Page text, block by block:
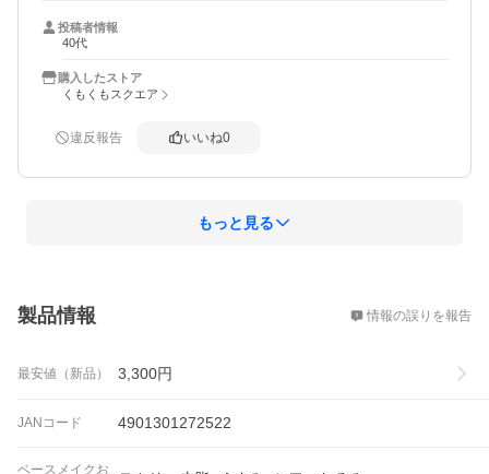
投稿者情報
40代
購入したストア
くもくもスクエア
違反報告 いいね0
もっと見る
製品情報 情報の誤りを報告
最安値（新品） 3,300円
JANコード 4901301272522
ベースメイクお